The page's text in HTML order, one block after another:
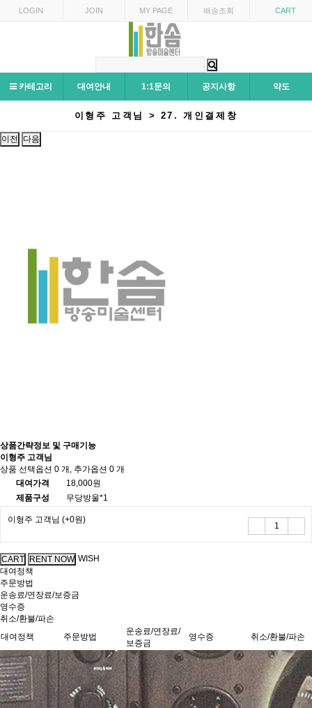
LOGIN JOIN MY PAGE 배송조회 CART
카테고리 대여안내 1:1문의 공지사항 약도
이형주 고객님 > 27. 개인결제창
이전 다음
상품간략정보 및 구매기능
이형주 고객님
상품 선택옵션 0 개, 추가옵션 0 개
대여가격
18,000원
제품구성
무당방울*1
이형주 고객님 (+0원)
WISH
대여정책
주문방법
운송료/연장료/보증금
영수증
취소/환불/파손
대여정책
주문방법
운송료/연장료/
보증금
영수증 취소/환불/파손